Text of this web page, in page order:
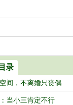
录
间，不离婚只丧偶
当小三肯定不行